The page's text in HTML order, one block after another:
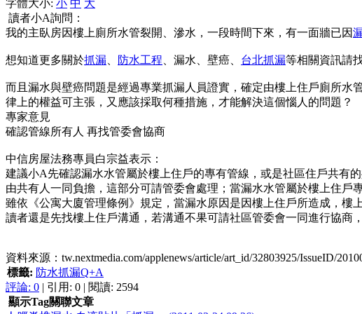
字體大小: 小 中 大
讀者小A詢問：
我的主臥房因樓上廁所水管裂開、滲水，一段時間下來，有一面牆已因
想知道更多關於抓漏 防水工程 、漏水、壁癌、 台北抓漏等相關資訊請
而且漏水與壁癌問題是經過專業抓漏人員證實，確定由樓上住戶廁所
律上的權益可主張，又應該採取何種措施，才能解決這個惱人的問題？
專家意見
確認管線所有人 再找管委會協商
中信房屋法務專員白宗益表示：
建議小A先確認漏水水管屬於樓上住戶的專有管線，或是社區住戶共有
由共有人一同負擔，這部分可請管委會處理；當漏水水管屬於樓上住戶
雖依《公寓大廈管理條例》規定，當漏水原因是因樓上住戶所造成，
讀者還是先找樓上住戶溝通，若溝通不果可請社區管委會一同進行協商
資料來源：tw.nextmedia.com/applenews/article/art_id/32803925/IssueID/
標籤: 防水抓漏Q+A
評論: 0 | 引用: 0 | 閱讀: 2594
顯示Tag關聯文章